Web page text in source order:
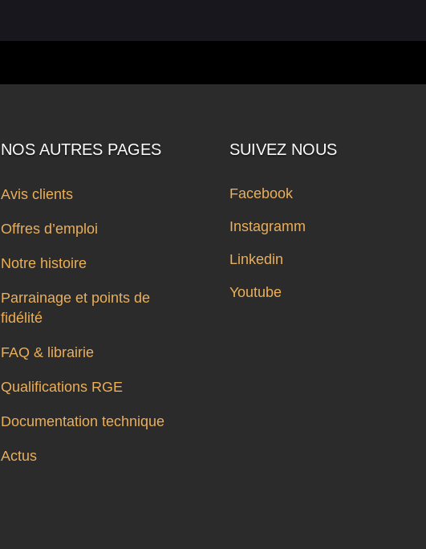
NOS AUTRES PAGES
Avis clients
Offres d’emploi
Notre histoire
Parrainage et points de
fidélité
FAQ & librairie
Qualifications RGE
Documentation technique
Actus
SUIVEZ NOUS
Facebook
Instagramm
Linkedin
Youtube